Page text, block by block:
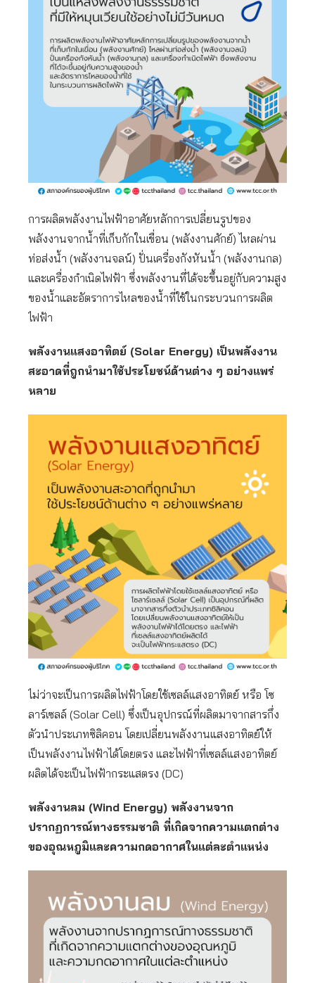
การผลิตพลังงานไฟฟ้าอาศัยหลักการเปลี่ยนรูปของ
พลังงานจากน้ำที่เก็บกักในเขื่อน (พลังงานศักย์) ไหลผ่าน
ท่อส่งน้ำ (พลังงานจลน์) ปั่นเครื่องกังหันน้ำ (พลังงานกล)
และเครื่องกำเนิดไฟฟ้า ซึ่งพลังงานที่ได้จะขึ้นอยู่กับความสูง
ของน้ำและอัตราการไหลของน้ำที่ใช้ในกระบวนการผลิต
ไฟฟ้า
พลังงานแสงอาทิตย์ (Solar Energy) เป็นพลังงาน
สะอาดที่ถูกนำมาใช้ประโยชน์ด้านต่าง ๆ อย่างแพร่
หลาย
ไม่ว่าจะเป็นการผลิตไฟฟ้าโดยใช้เซลล์แสงอาทิตย์ หรือ โซ
ลาร์เซลล์ (Solar Cell) ซึ่งเป็นอุปกรณ์ที่ผลิตมาจากสารกึ่ง
ตัวนำประเภทซิลิคอน โดยเปลี่ยนพลังงานแสงอาทิตย์ให้
เป็นพลังงานไฟฟ้าได้โดยตรง และไฟฟ้าที่เซลล์แสงอาทิตย์
ผลิตได้จะเป็นไฟฟ้ากระแสตรง (DC)
พลังงานลม (Wind Energy) พลังงานจาก
ปรากฏการณ์ทางธรรมชาติ ที่เกิดจากความแตกต่าง
ของอุณหภูมิและความกดอากาศในแต่ละตำแหน่ง